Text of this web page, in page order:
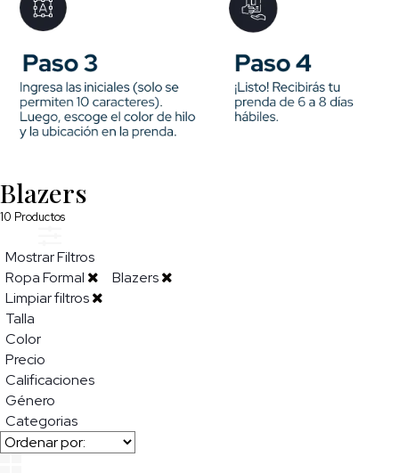
Blazers
10 Productos
Mostrar Filtros
Ropa Formal
Blazers
Limpiar filtros
Talla
Color
Precio
Calificaciones
Género
Categorias